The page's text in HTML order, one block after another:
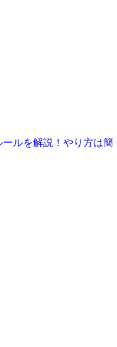
ルを解説！やり方は簡